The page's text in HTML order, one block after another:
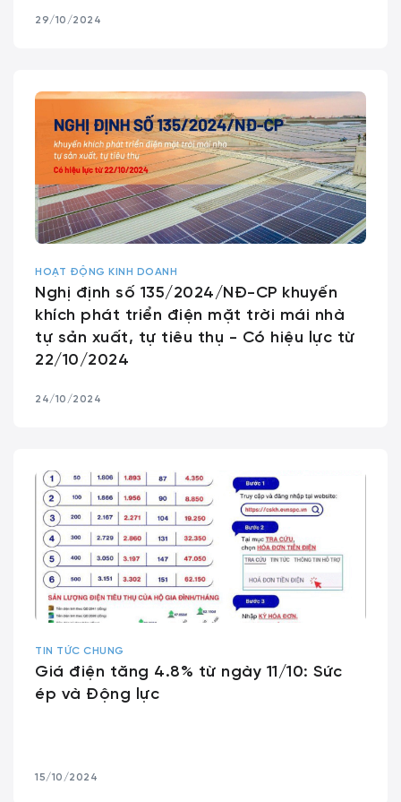
29/10/2024
HOẠT ĐỘNG KINH DOANH
Nghị định số 135/2024/NĐ-CP khuyến
khích phát triển điện mặt trời mái nhà
tự sản xuất, tự tiêu thụ - Có hiệu lực từ
22/10/2024
24/10/2024
TIN TỨC CHUNG
Giá điện tăng 4.8% từ ngày 11/10: Sức
ép và Động lực
15/10/2024